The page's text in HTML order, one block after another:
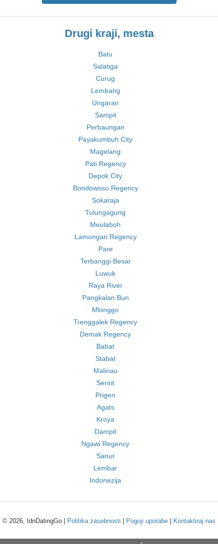
Drugi kraji, mesta
Batu
Salatiga
Curug
Lembang
Ungaran
Sampit
Perbaungan
Payakumbuh City
Magelang
Pati Regency
Depok City
Bondowoso Regency
Sokaraja
Tulungagung
Meulaboh
Lamongan Regency
Pare
Terbanggi Besar
Luwuk
Raya River
Pangkalan Bun
Mlonggo
Trenggalek Regency
Demak Regency
Babat
Stabat
Malinau
Seririt
Prigen
Agats
Kroya
Dampit
Ngawi Regency
Sanur
Lembar
Indonezija
© 2026, IdnDatingGo | Politika zasebnosti Pogoji uporabe Kontaktiraj nas